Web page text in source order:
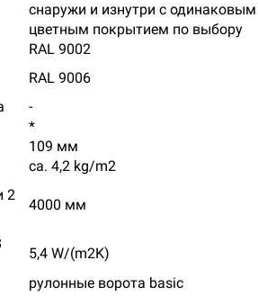
снаружи и изнутри с одинаковым
цветным покрытием по выбору
RAL 9002
RAL 9006
-
*
109 мм
ca. 4,2 kg/m2
2
4000 мм
5,4 W/(m2K)
рулонные ворота basic